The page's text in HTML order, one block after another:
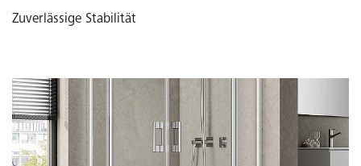
Zuverlässige Stabilität